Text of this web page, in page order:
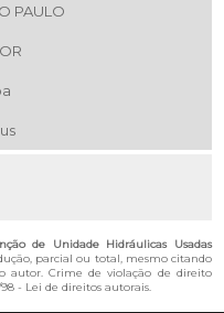
PAULO
de Unidade Hidráulicas Usadas
parcial ou total, mesmo citando
autor. Crime de violação de direito
98 - Lei de direitos autorais.